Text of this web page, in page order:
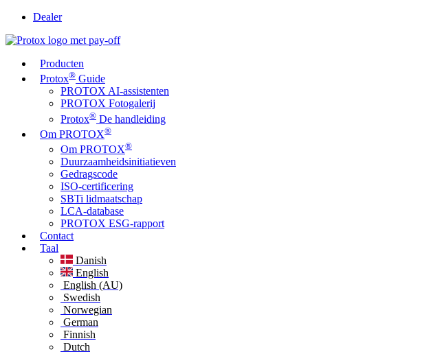
Dealer
Producten
Protox® Guide
PROTOX AI-assistenten
PROTOX Fotogalerij
Protox® De handleiding
Om PROTOX®
Om PROTOX®
Duurzaamheidsinitiatieven
Gedragscode
ISO-certificering
SBTi lidmaatschap
LCA-database
PROTOX ESG-rapport
Contact
Taal
Danish
English
English (AU)
Swedish
Norwegian
German
Finnish
Dutch